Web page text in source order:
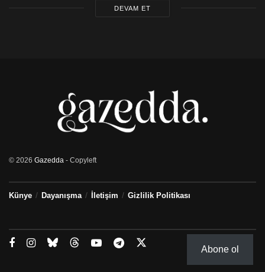
DEVAM ET
© 2026 Gazedda - Copyleft
Künye Dayanışma İletişim Gizlilik Politikası
Abone ol